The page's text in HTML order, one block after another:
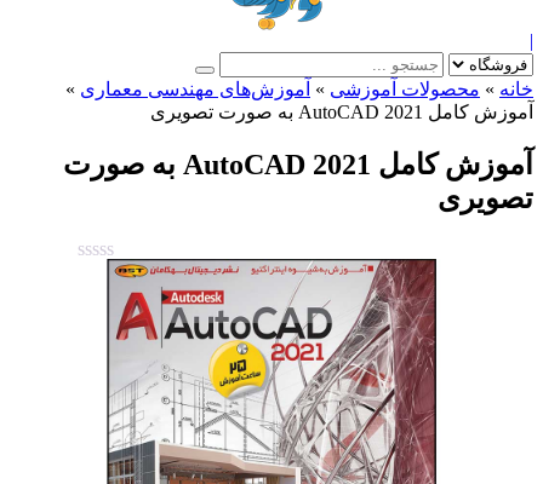
|
خانه » محصولات آموزشی » آموزش‌های مهندسی معماری »
آموزش کامل AutoCAD 2021 به صورت تصویری
آموزش کامل AutoCAD 2021 به صورت
تصویری